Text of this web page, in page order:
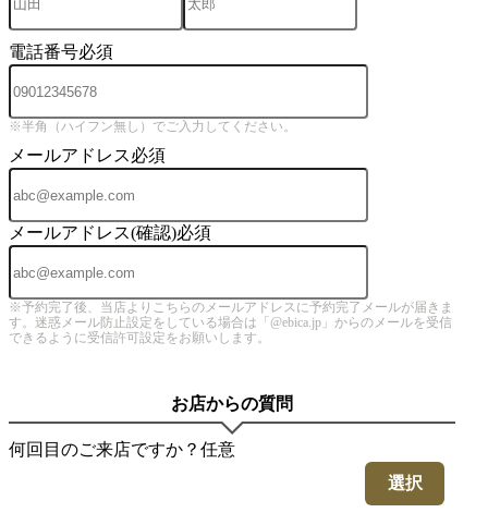
電話番号必須
※半角（ハイフン無し）でご入力してください。
メールアドレス必須
メールアドレス(確認)必須
※予約完了後、当店よりこちらのメールアドレスに予約完了メールが届きま
す。迷惑メール防止設定をしている場合は「@ebica.jp」からのメールを受信
できるように受信許可設定をお願いします。
お店からの質問
何回目のご来店ですか？ 任意
選択